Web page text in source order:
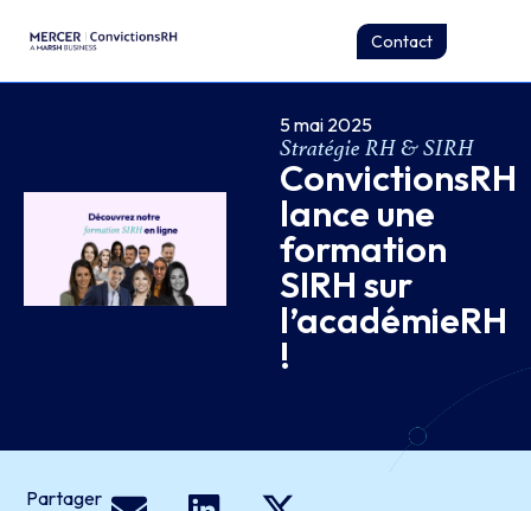
Contact
5 mai 2025
Stratégie RH & SIRH
ConvictionsRH
lance une
formation
SIRH sur
l’académieRH
!
Partager